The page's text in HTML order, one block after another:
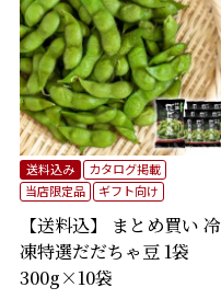
【送料込】 まとめ買い 冷
凍特選だだちゃ豆 1袋
300g×10袋
送料込み
カタログ掲載
当店限定品
ギフト向け